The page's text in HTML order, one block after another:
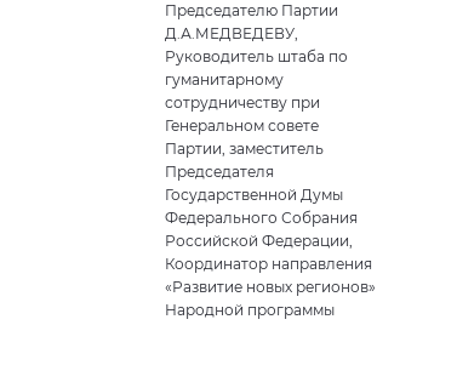
Председателю Партии
Д.А.МЕДВЕДЕВУ,
Руководитель штаба по
гуманитарному
сотрудничеству при
Генеральном совете
Партии, заместитель
Председателя
Государственной Думы
Федерального Собрания
Российской Федерации,
Координатор направления
«Развитие новых регионов»
Народной программы